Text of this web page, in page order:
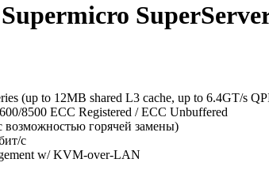
(up to 12MB shared L3 cache, up to 6.4GT/s
8500 ECC Registered / ECC Unbuffered
возможностью горячей замены)
с
w/ KVM-over-LAN